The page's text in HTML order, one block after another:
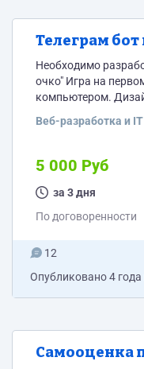
Телеграм бот
Необходимо
очко" Игра на первом этапе будет только с
компьютером. Дизайн можно взять из интернета.
телеграмме. Нужно
@ochko_bot
Веб-разработка и IT
5 000 Руб
за 3 дня
По договоренности
12
Опубликовано4
Самооценка